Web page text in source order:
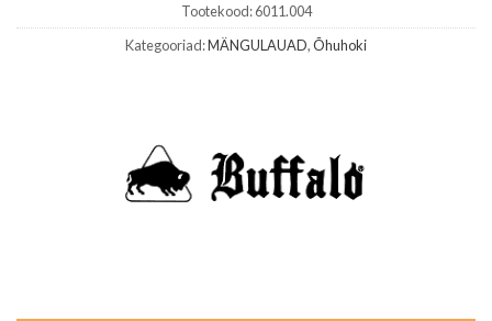
Tootekood:6011.004
Kategooriad:MÄNGULAUAD,Õhuhoki